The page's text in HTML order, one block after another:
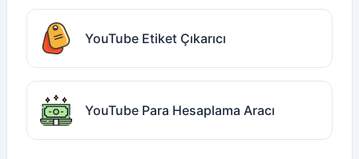
YouTube Etiket Çıkarıcı
YouTube Para Hesaplama Aracı